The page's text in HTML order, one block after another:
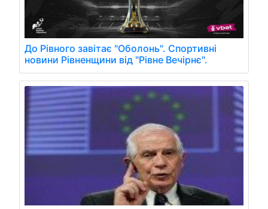
До Рівного завітає "Оболонь". Спортивні
новини Рівненщини від "Рівне Вечірнє".